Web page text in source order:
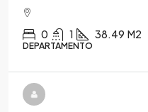
0 1 38.49 M2
DEPARTAMENTO